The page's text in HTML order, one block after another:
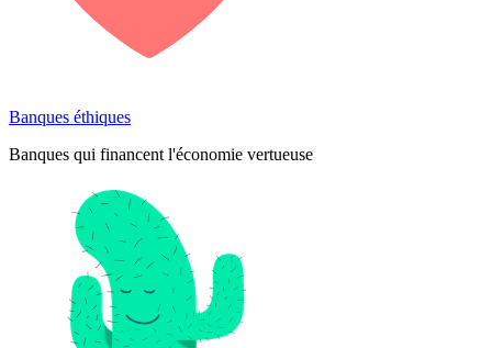
Banques éthiques
Banques qui financent l'économie vertueuse